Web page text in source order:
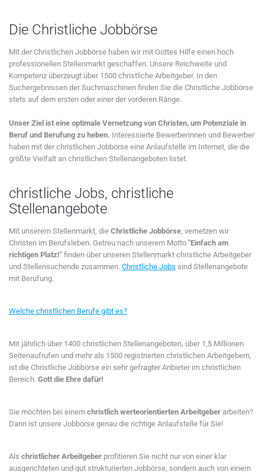
Die Christliche Jobbörse
Mit der Christlichen Jobbörse haben wir mit Gottes Hilfe einen hoch
professionellen Stellenmarkt geschaffen. Unsere Reichweite und
Kompetenz überzeugt über 1500 christliche Arbeitgeber. In den
Suchergebnissen der Suchmaschinen finden Sie die Christliche Jobbörse
stets auf dem ersten oder einer der vorderen Ränge.
Unser Ziel ist eine optimale Vernetzung von Christen, um Potenziale in
Beruf und Berufung zu heben. Interessierte Bewerberinnen und Bewerber
haben mit der christlichen Jobbörse eine Anlaufstelle im Internet, die die
größte Vielfalt an christlichen Stellenangeboten listet.
christliche Jobs, christliche
Stellenangebote
Mit unserem Stellenmarkt, die Christliche Jobbörse , vernetzen wir
Christen im Berufsleben. Getreu nach unserem Motto "Einfach am
richtigen Platz!" finden über unseren Stellenmarkt christliche Arbeitgeber
und Stellensuchende zusammen. Christliche Jobs sind Stellenangebote
mit Berufung.
Welche christlichen Berufe gibt es?
Mit jährlich über 1400 christlichen Stellenangeboten, über 1,5 Millionen
Seitenaufrufen und mehr als 1500 registrierten christlichen Arbeitgebern,
ist die Christliche Jobbörse ein sehr gefragter Anbieter im christlichen
Bereich. Gott die Ehre dafür!
Sie möchten bei einem christlich werteorientierten Arbeitgeber arbeiten?
Dann ist unsere Jobbörse genau die richtige Anlaufstelle für Sie!
Als christlicher Arbeitgeber profitieren Sie nicht nur von einer klar
ausgerichteten und gut strukturierten Jobbörse, sondern auch von einem